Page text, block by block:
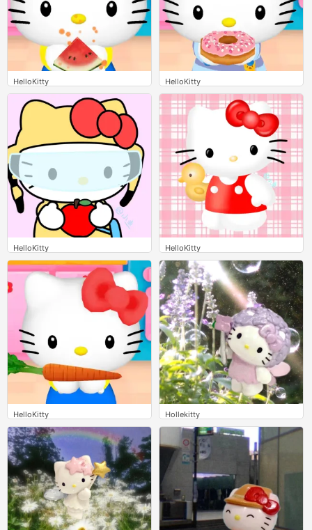
HelloKitty
0
HelloKitty
0
HelloKitty
0
HelloKitty
0
Hollekitty
0
HelloKitty
0